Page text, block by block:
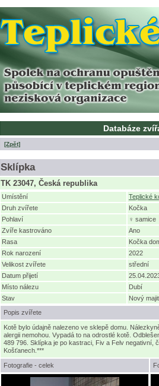
Databáze
[Zpět]
Sklípka
TK 23047, Česká republika
Umístění
Teplické
Druh zvířete
Kočka
Pohlaví
♀ samice
Zvíře kastrováno
Ano
Rasa
Kočka
Rok narození
2022
Velikost zvířete
střední
Datum přijetí
Místo nálezu
Dubí
Stav
Nový
Popis zvířete
Kotě bylo údajně nalezeno ve sklepě domu.
alergii nemohou. Vypadá to na odrostlé kotě.
489 796. Sklípka je po kastraci, Fiv a Felv negativní,
Košťanech.***
Fotografie - celek